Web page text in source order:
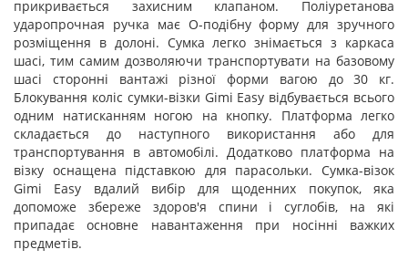
прикривається захисним клапаном. Поліуретанова
ударопрочная ручка має О-подібну форму для зручного
розміщення в долоні. Сумка легко знімається з каркаса
шасі, тим самим дозволяючи транспортувати на базовому
шасі сторонні вантажі різної форми вагою до 30 кг.
Блокування коліс сумки-візки Gimi Easy відбувається всього
одним натисканням ногою на кнопку. Платформа легко
складається до наступного використання або для
транспортування в автомобілі. Додатково платформа на
візку оснащена підставкою для парасольки. Сумка-візок
Gimi Easy вдалий вибір для щоденних покупок, яка
допоможе збереже здоров'я спини і суглобів, на які
припадає основне навантаження при носінні важких
предметів.